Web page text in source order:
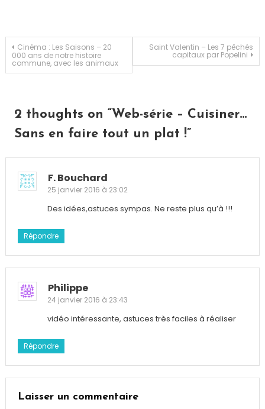
Lesieur ,
Sondage ,
Trucs
Navigation
de
Cinéma : Les Saisons – 20
000 ans de notre histoire
commune, avec les animaux
Saint Valentin – Les 7 pêchés
capitaux par Popelini
2 thoughts on “Web-série – Cuisiner…
Sans en faire tout un plat !”
F. Bouchard
25 janvier 2016 à 23:02
Des idées,astuces sympas. Ne reste plus qu’à !!!
Répondre
Philippe
24 janvier 2016 à 23:43
vidéo intéressante, astuces très faciles à réaliser
Répondre
Laisser un commentaire